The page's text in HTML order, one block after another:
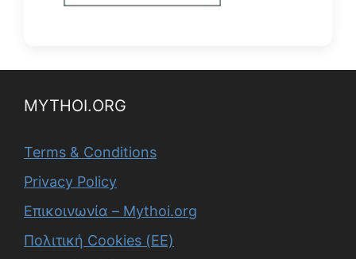
MYTHOI.ORG
Terms & Conditions
Privacy Policy
Επικοινωνία – Mythoi.org
Πολιτική Cookies (ΕΕ)